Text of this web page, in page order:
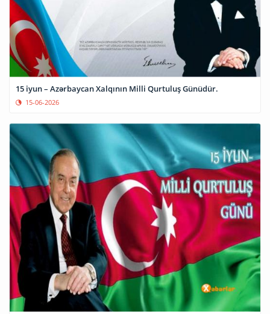
15 iyun – Azərbaycan Xalqının Milli Qurtuluş Günüdür.
15-06-2026